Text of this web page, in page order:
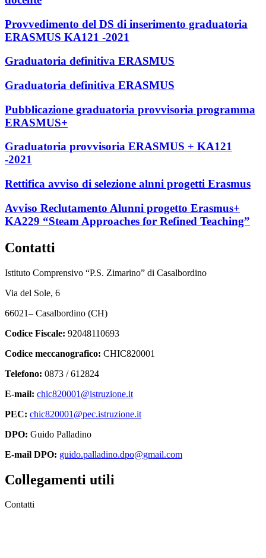
Provvedimento del DS di inserimento graduatoria
ERASMUS KA121 -2021
Graduatoria definitiva ERASMUS
Graduatoria definitiva ERASMUS
Pubblicazione graduatoria provvisoria programma
ERASMUS+
Graduatoria provvisoria ERASMUS + KA121
-2021
Rettifica avviso di selezione alnni progetti Erasmus
Avviso Reclutamento Alunni progetto Erasmus+
KA229 “Steam Approaches for Refined Teaching”
Contatti
Istituto Comprensivo “P.S. Zimarino” di Casalbordino
Via del Sole, 6
66021– Casalbordino (CH)
Codice Fiscale: 92048110693
Codice meccanografico: CHIC820001
Telefono: 0873 / 612824
E-mail: chic820001@istruzione.it
PEC: chic820001@pec.istruzione.it
DPO: Guido Palladino
E-mail DPO: guido.palladino.dpo@gmail.com
Collegamenti utili
Contatti